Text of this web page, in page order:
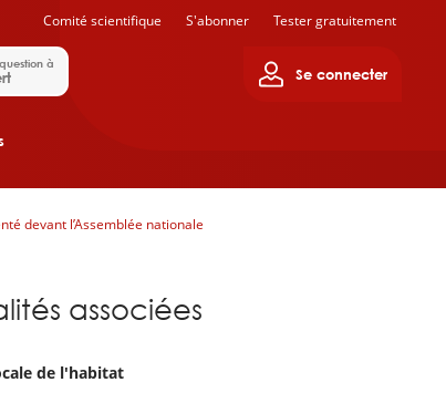
à
Se connecter
Comité scientifique S'abonner Tester gratuitement
devant l’Assemblée nationale
associées
de l'habitat